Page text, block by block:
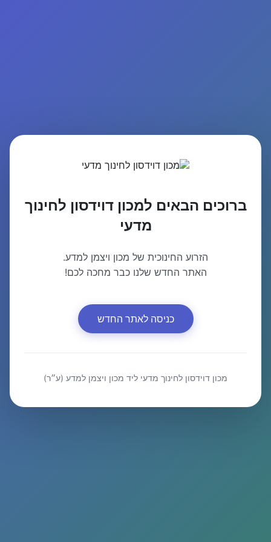
ברוכים הבאים למכון דוידסון לחינוך
מדעי
הזרוע החינוכית של מכון ויצמן למדע.
האתר החדש שלנו כבר מחכה לכם!
כניסה לאתר החדש
מכון דוידסון לחינוך מדעי ליד מכון ויצמן למדע (ע״ר)